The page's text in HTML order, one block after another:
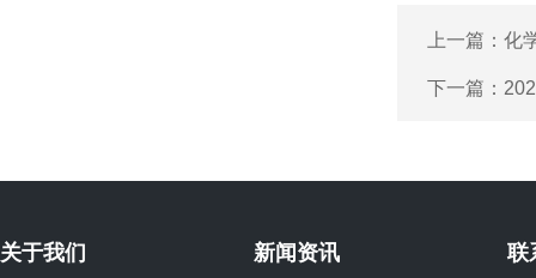
上一篇： 化
下一篇：
关于我们 新闻资讯 联